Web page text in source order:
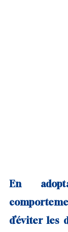
En
d’éviter les